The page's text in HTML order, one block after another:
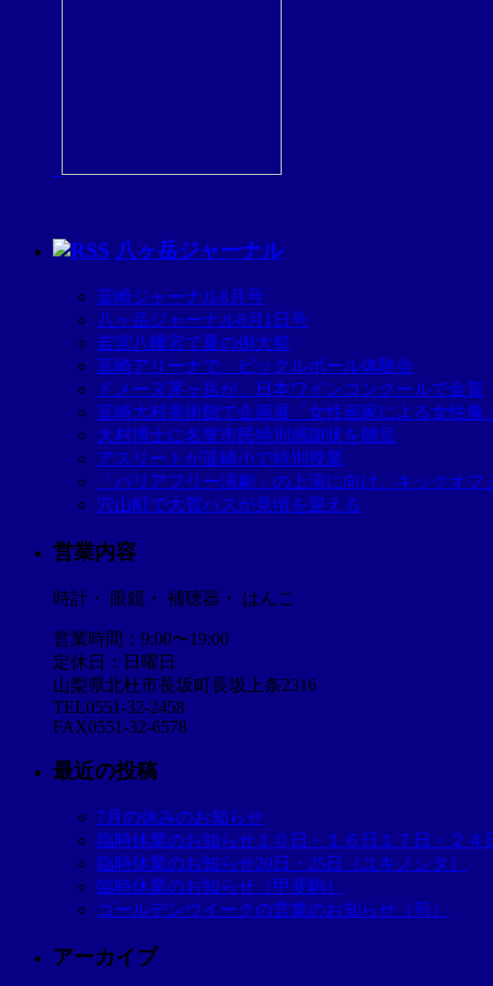
八ヶ岳ジャーナル
韮崎ジャーナル8月号
八ヶ岳ジャーナル8月1日号
若宮八幡宮で夏の例大祭
韮崎アリーナで、ピックルボール体験会
ドメーヌ茅ヶ岳が、日本ワインコンクールで金賞
韮崎大村美術館で企画展「女性画家による女性像
大村博士に名誉市民特別感謝状を贈呈
アスリートが韮崎小で特別授業
「バリアフリー演劇」の上演に向け、キックオフ
穴山町で大賀ハスが見頃を迎える
営業内容
時計・ 眼鏡・ 補聴器・ はんこ
営業時間：9:00〜19:00
定休日：日曜日
山梨県北杜市長坂町長坂上条2316
TEL0551-32-2458
FAX0551-32-6578
最近の投稿
7月の休みのお知らせ
臨時休業のお知らせ１０日・１６日１７日・２４
臨時休業のお知らせ20日・25日（ユキノシタ）
臨時休業のお知らせ（甲斐駒）
ゴールデンウイークの営業のお知らせ（筍）
アーカイブ